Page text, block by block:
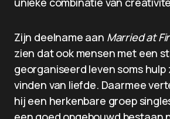
Zijn deelname aan Married at
zien dat ook mensen met een
georganiseerd leven soms hulp
vinden van liefde. Daarmee
hij een herkenbare groep